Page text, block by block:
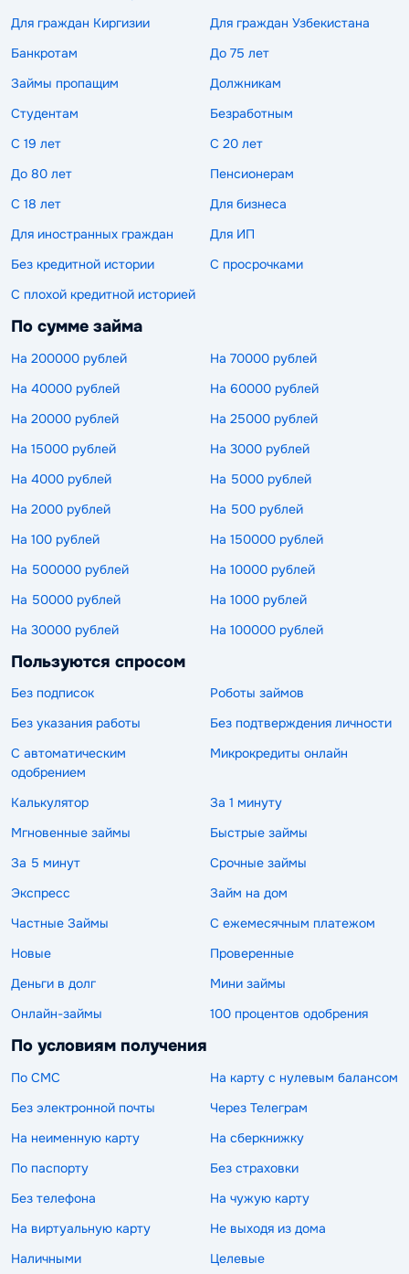
Для граждан Киргизии
Для граждан Узбекистана
Банкротам
До 75 лет
Займы пропащим
Должникам
Студентам
Безработным
С 19 лет
С 20 лет
До 80 лет
Пенсионерам
С 18 лет
Для бизнеса
Для иностранных граждан
Для ИП
Без кредитной истории
С просрочками
С плохой кредитной историей
По сумме займа
На 200000 рублей
На 70000 рублей
На 40000 рублей
На 60000 рублей
На 20000 рублей
На 25000 рублей
На 15000 рублей
На 3000 рублей
На 4000 рублей
На 5000 рублей
На 2000 рублей
На 500 рублей
На 100 рублей
На 150000 рублей
На 500000 рублей
На 10000 рублей
На 50000 рублей
На 1000 рублей
На 30000 рублей
На 100000 рублей
Пользуются спросом
Без подписок
Роботы займов
Без указания работы
Без подтверждения личности
С автоматическим
одобрением
Микрокредиты онлайн
Калькулятор
За 1 минуту
Мгновенные займы
Быстрые займы
За 5 минут
Срочные займы
Экспресс
Займ на дом
Частные Займы
С ежемесячным платежом
Новые
Проверенные
Деньги в долг
Мини займы
Онлайн-займы
100 процентов одобрения
По условиям получения
По СМС
На карту с нулевым балансом
Без электронной почты
Через Телеграм
На неименную карту
На сберкнижку
По паспорту
Без страховки
Без телефона
На чужую карту
На виртуальную карту
Не выходя из дома
Наличными
Целевые